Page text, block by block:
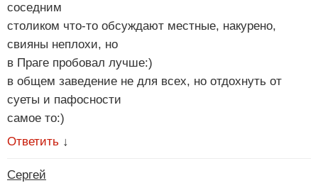
соседним
столиком что-то обсуждают местные, накурено,
свияны неплохи, но
в Праге пробовал лучше:)
в общем заведение не для всех, но отдохнуть от
суеты и пафосности
самое то:)
Ответить ↓
Сергей